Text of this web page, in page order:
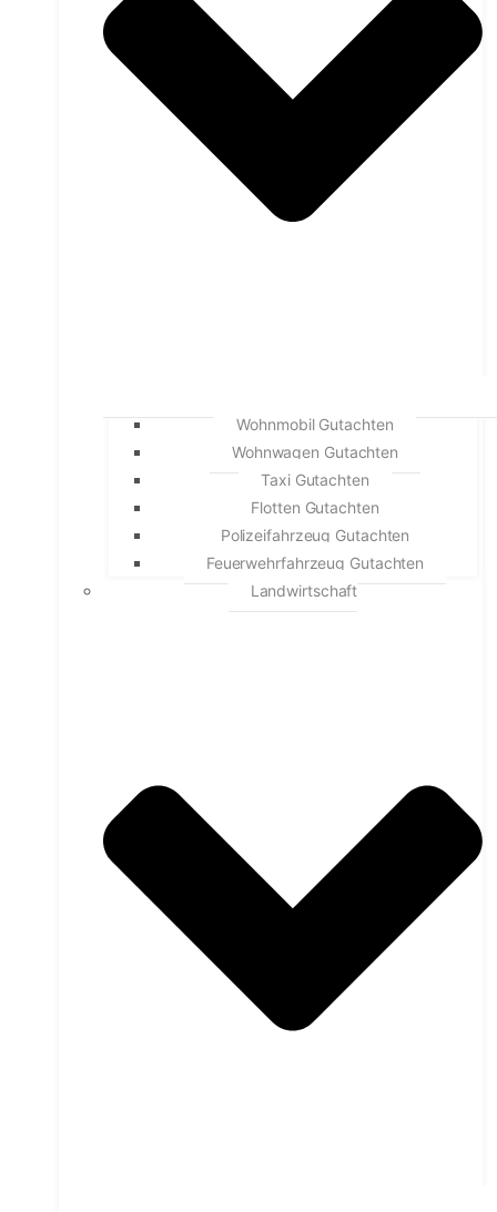
Wohnmobil Gutachten
Wohnwagen Gutachten
Taxi Gutachten
Flotten Gutachten
Polizeifahrzeug Gutachten
Feuerwehrfahrzeug Gutachten
Landwirtschaft